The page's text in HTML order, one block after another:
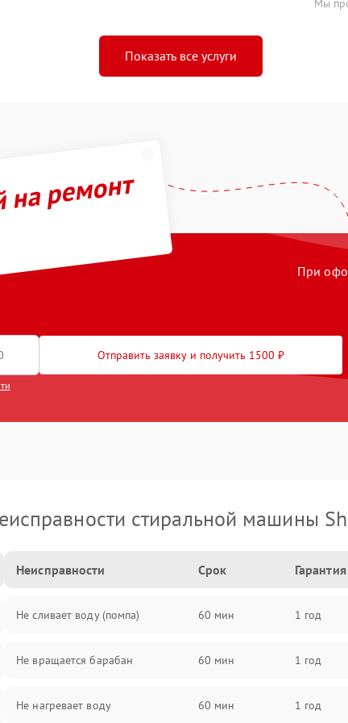
Мы
Показать все услуги
ремонт
При
Отправить заявку и получить 1500 ₽
стиральной машины
Неисправности Срок Гарантия
Не сливает воду (помпа) 60 мин 1 год
Не вращается барабан 60 мин 1 год
Не нагревает воду 60 мин 1 год